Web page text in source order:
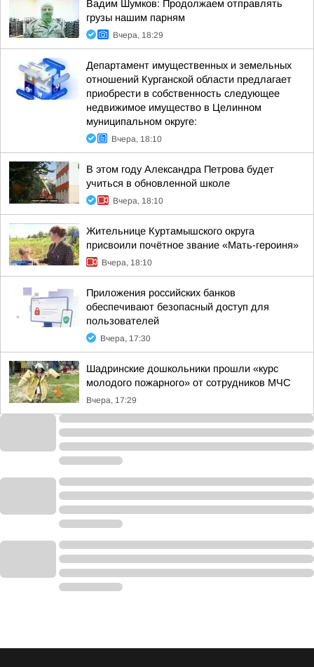
Вадим Шумков: Продолжаем отправлять
грузы нашим парням
Вчера, 18:29
Департамент имущественных и земельных
отношений Курганской области предлагает
приобрести в собственность следующее
недвижимое имущество в Целинном
муниципальном округе:
Вчера, 18:10
В этом году Александра Петрова будет
учиться в обновленной школе
Вчера, 18:10
Жительнице Куртамышского округа
присвоили почётное звание «Мать-героиня»
Вчера, 18:10
Приложения российских банков
обеспечивают безопасный доступ для
пользователей
Вчера, 17:30
Шадринские дошкольники прошли «курс
молодого пожарного» от сотрудников МЧС
Вчера, 17:29